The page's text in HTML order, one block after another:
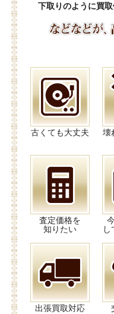
下取りのように買取
古くても大丈夫
壊
査定価格を
知りたい
出張買取対応